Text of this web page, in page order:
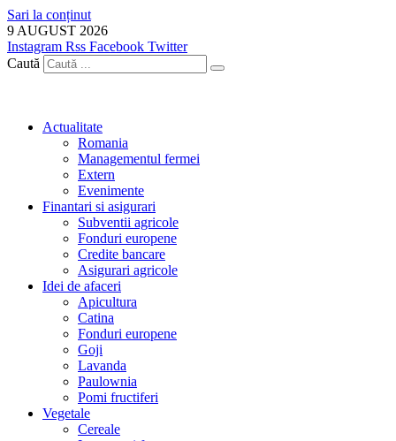
Sari la conținut
9 AUGUST 2026
Instagram Rss Facebook Twitter
Caută
Actualitate
Romania
Managementul fermei
Extern
Evenimente
Finantari si asigurari
Subventii agricole
Fonduri europene
Credite bancare
Asigurari agricole
Idei de afaceri
Apicultura
Catina
Fonduri europene
Goji
Lavanda
Paulownia
Pomi fructiferi
Vegetale
Cereale